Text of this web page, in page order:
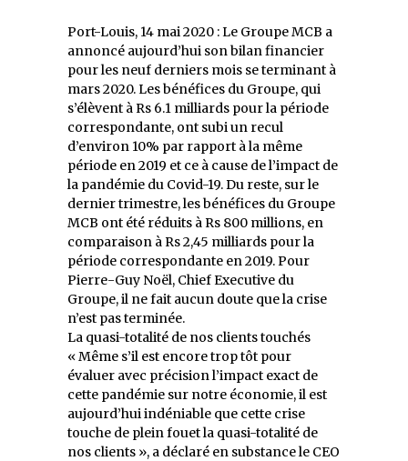
Port-Louis, 14 mai 2020 : Le Groupe MCB a
annoncé aujourd’hui son bilan financier
pour les neuf derniers mois se terminant à
mars 2020. Les bénéfices du Groupe, qui
s’élèvent à Rs 6.1 milliards pour la période
correspondante, ont subi un recul
d’environ 10% par rapport à la même
période en 2019 et ce à cause de l’impact de
la pandémie du Covid-19. Du reste, sur le
dernier trimestre, les bénéfices du Groupe
MCB ont été réduits à Rs 800 millions, en
comparaison à Rs 2,45 milliards pour la
période correspondante en 2019. Pour
Pierre-Guy Noël, Chief Executive du
Groupe, il ne fait aucun doute que la crise
n’est pas terminée.
La quasi-totalité de nos clients touchés
« Même s’il est encore trop tôt pour
évaluer avec précision l’impact exact de
cette pandémie sur notre économie, il est
aujourd’hui indéniable que cette crise
touche de plein fouet la quasi-totalité de
nos clients », a déclaré en substance le CEO